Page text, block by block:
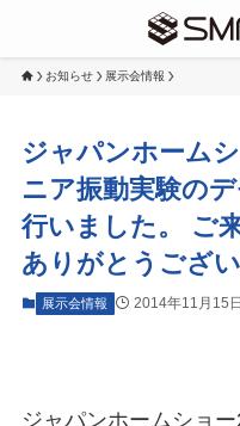
お知らせ 展示会情報
ジャパンホーム
ニア振動実験の
行いました。 ご
ありがとうござい
展示会情報 2014年11月15日
ジャパンホームショ